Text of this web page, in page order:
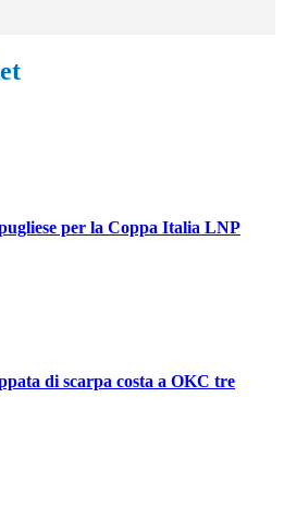
per la Coppa Italia LNP
di scarpa costa a OKC tre